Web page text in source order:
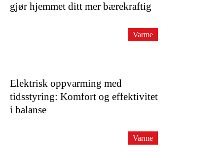
gjør hjemmet ditt mer bærekraftig
Elektrisk oppvarming med
tidsstyring: Komfort og effektivitet
i balanse
Varme
Varme